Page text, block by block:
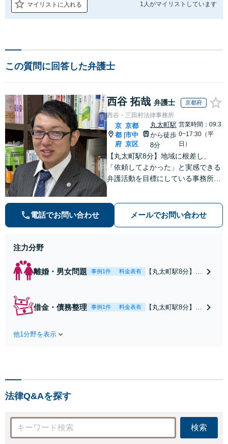
マイリストに入れる 1人がマイリストしています
この質問に回答した弁護士
西谷 拓哉 弁護士 京都府
西谷・三田村法律事務所
京
都
府
京都
市中
京区
丸太町駅
から徒歩
8分
営業時間：09:3
0~17:30（平
日）
【丸太町駅8分】地域に根差し、
「依頼してよかった」と実感できる
弁護活動を目標にしている事務所で
実績あり【相続・遺言】相談者さま
に寄り添い、円滑な相続を目指しま
電話でお問い合わせ メールでお問い合わせ
注力分野
離婚・男女問題 事例1件 料金表有
【丸太町駅8分】調
く冷静な主張が重
借金・債務整理 事例1件 料金表有
【丸太町駅8分】
者さまのご要望を
有】【初回相談30
他1分野を表示
法律Q&Aを探す
検索